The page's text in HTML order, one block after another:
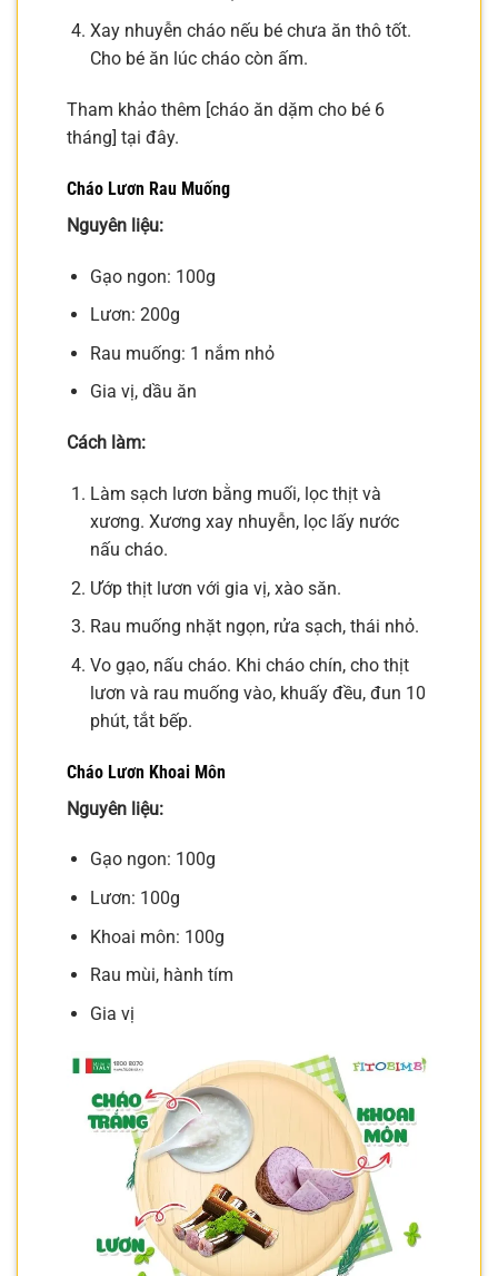
Xay nhuyễn cháo nếu bé chưa ăn thô tốt.
Cho bé ăn lúc cháo còn ấm.
Tham khảo thêm [cháo ăn dặm cho bé 6
tháng] tại đây.
Cháo Lươn Rau Muống
Nguyên liệu:
Gạo ngon: 100g
Lươn: 200g
Rau muống: 1 nắm nhỏ
Gia vị, dầu ăn
Cách làm:
Làm sạch lươn bằng muối, lọc thịt và
xương. Xương xay nhuyễn, lọc lấy nước
nấu cháo.
Ướp thịt lươn với gia vị, xào săn.
Rau muống nhặt ngọn, rửa sạch, thái nhỏ.
Vo gạo, nấu cháo. Khi cháo chín, cho thịt
lươn và rau muống vào, khuấy đều, đun 10
phút, tắt bếp.
Cháo Lươn Khoai Môn
Nguyên liệu:
Gạo ngon: 100g
Lươn: 100g
Khoai môn: 100g
Rau mùi, hành tím
Gia vị